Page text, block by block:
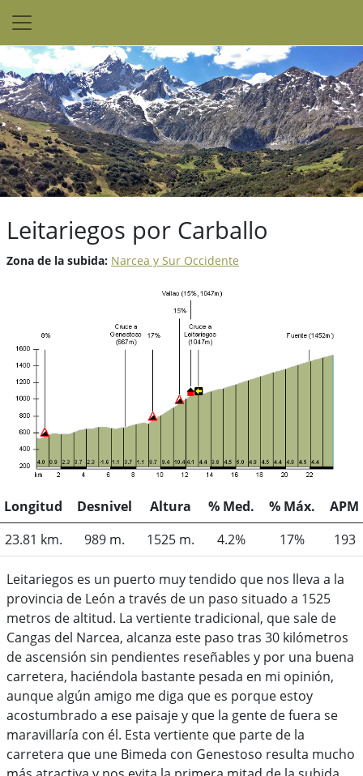
Leitariegos por Carballo
Zona de la subida: Narcea y Sur Occidente
Longitud Desnivel Altura % Med. % Máx.
APM
23.81 km.
989 m. 1525 m. 4.2% 17% 193
Leitariegos es un puerto muy tendido que nos lleva a la
provincia de León a través de un paso situado a 1525
metros de altitud. La vertiente tradicional, que sale de
Cangas del Narcea, alcanza este paso tras 30 kilómetros
de ascensión sin pendientes reseñables y por una buena
carretera, haciéndola bastante pesada en mi opinión,
aunque algún amigo me diga que es porque estoy
acostumbrado a ese paisaje y que la gente de fuera se
maravillaría con él. Esta vertiente que parte de la
carretera que une Bimeda con Genestoso resulta mucho